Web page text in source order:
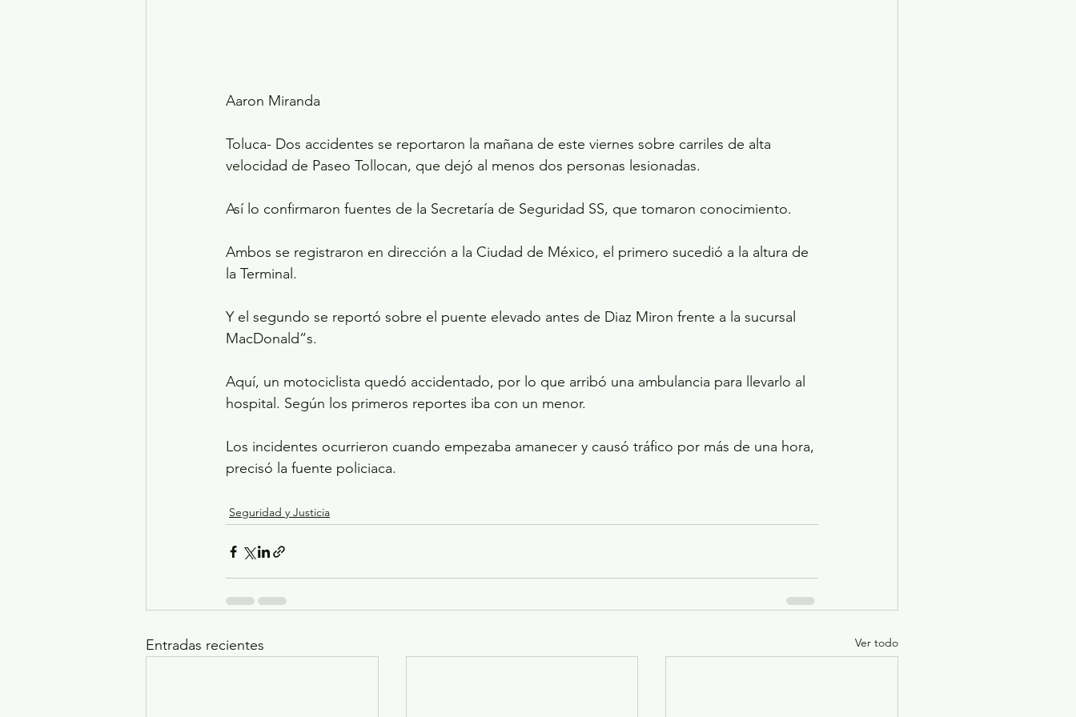
Aaron Miranda
Toluca- Dos accidentes se reportaron la mañana de este viernes sobre carriles de alta
velocidad de Paseo Tollocan, que dejó al menos dos personas lesionadas.
Así lo confirmaron fuentes de la Secretaría de Seguridad SS, que tomaron conocimiento.
Ambos se registraron en dirección a la Ciudad de México, el primero sucedió a la altura de
la Terminal.
Y el segundo se reportó sobre el puente elevado antes de Diaz Miron frente a la sucursal
MacDonald”s.
Aquí, un motociclista quedó accidentado, por lo que arribó una ambulancia para llevarlo al
hospital. Según los primeros reportes iba con un menor.
Los incidentes ocurrieron cuando empezaba amanecer y causó tráfico por más de una hora,
precisó la fuente policiaca.
Seguridad y Justicia
Entradas recientes Ver todo